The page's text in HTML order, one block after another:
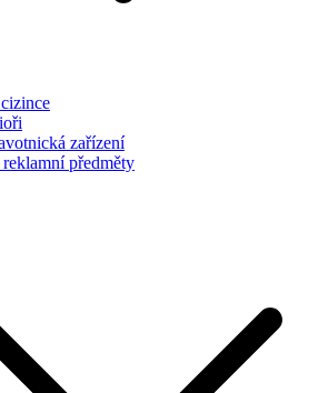
zařízení
předměty